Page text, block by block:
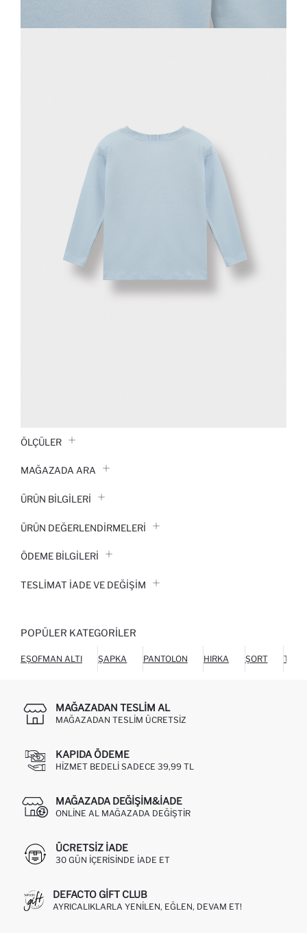
ÖLÇÜLER
MAĞAZADA ARA
ÜRÜN BILGILERI
ÜRÜN DEĞERLENDİRMELERİ
ÖDEME BİLGİLERİ
TESLIMAT İADE VE DEĞIŞIM
POPÜLER KATEGORILER
EŞOFMAN ALTI ŞAPKA PANTOLON HIRKA ŞORT
MAĞAZADAN TESLIM AL
MAĞAZADAN TESLIM ÜCRETSIZ
KAPIDA ÖDEME
HIZMET BEDELI SADECE 39,99 TL
MAĞAZADA DEĞIŞIM&İADE
ONLINE AL MAĞAZADA DEĞIŞTIR
ÜCRETSIZ IADE
30 GÜN IÇERISINDE IADE ET
DEFACTO GIFT CLUB
AYRICALIKLARLA YENILEN, EĞLEN, DEVAM ET!